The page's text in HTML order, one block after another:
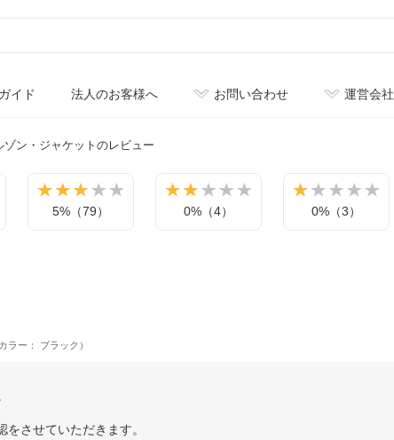
イド 法人のお客様へ お問い合わせ 運営会社
ゾン・ジャケットのレビュー
5%（79） 0%（4） 0%（3）
ラー： ブラック）
させていただきます。